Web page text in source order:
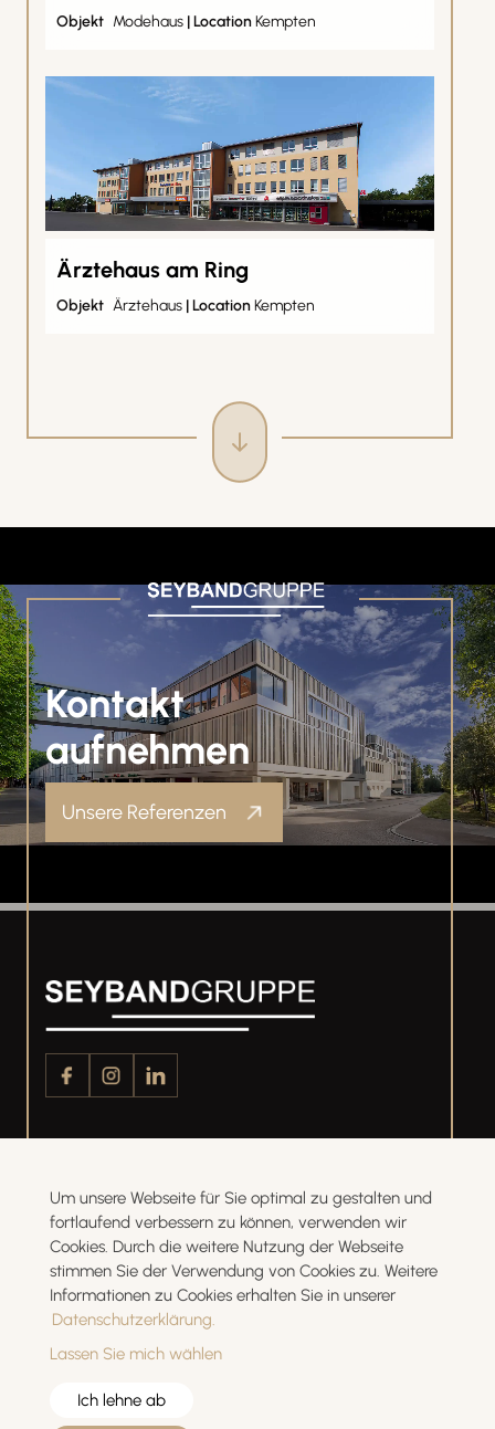
Objekt Modehaus |LocationKempten
Ärztehaus am Ring
Objekt Ärztehaus |LocationKempten
Kontakt
aufnehmen
Unsere Referenzen
Kotterner Strasse 80
87435 Kempten (Allgäu)
Deutschland
Telefon.: +49 (0) 831 580 90 980
E-Mail:info@seybandgruppe.de
Um unsere Webseite für Sie optimal zu gestalten und
fortlaufend verbessern zu können, verwenden wir
Cookies. Durch die weitere Nutzung der Webseite
stimmen Sie der Verwendung von Cookies zu. Weitere
Informationen zu Cookies erhalten Sie in unserer
Datenschutzerklärung.
Lassen Sie mich wählen
Ich lehne ab